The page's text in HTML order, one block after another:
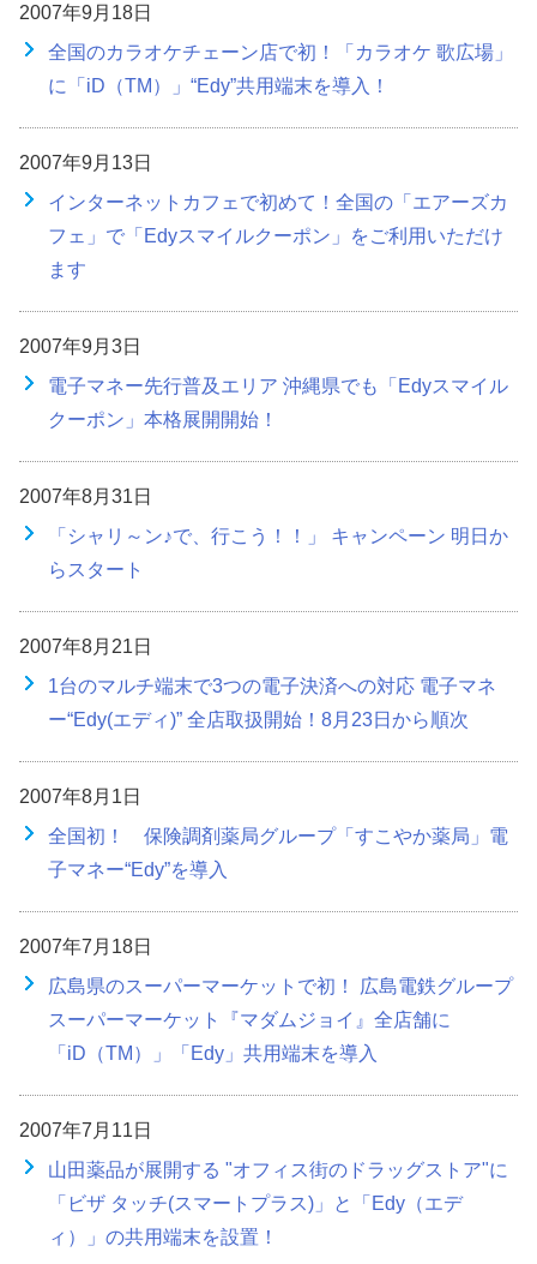
2007年9月18日
全国のカラオケチェーン店で初！「カラオケ 歌広場」
に「iD（TM）」“Edy”共用端末を導入！
2007年9月13日
インターネットカフェで初めて！全国の「エアーズカ
フェ」で「Edyスマイルクーポン」をご利用いただけ
ます
2007年9月3日
電子マネー先行普及エリア 沖縄県でも「Edyスマイル
クーポン」本格展開開始！
2007年8月31日
「シャリ～ン♪で、行こう！！」 キャンペーン 明日か
らスタート
2007年8月21日
1台のマルチ端末で3つの電子決済への対応 電子マネ
ー“Edy(エディ)” 全店取扱開始！8月23日から順次
2007年8月1日
全国初！ 保険調剤薬局グループ「すこやか薬局」電
子マネー“Edy”を導入
2007年7月18日
広島県のスーパーマーケットで初！ 広島電鉄グループ
スーパーマーケット『マダムジョイ』全店舗に
「iD（TM）」「Edy」共用端末を導入
2007年7月11日
山田薬品が展開する "オフィス街のドラッグストア"に
「ビザ タッチ(スマートプラス)」と「Edy（エデ
ィ）」の共用端末を設置！